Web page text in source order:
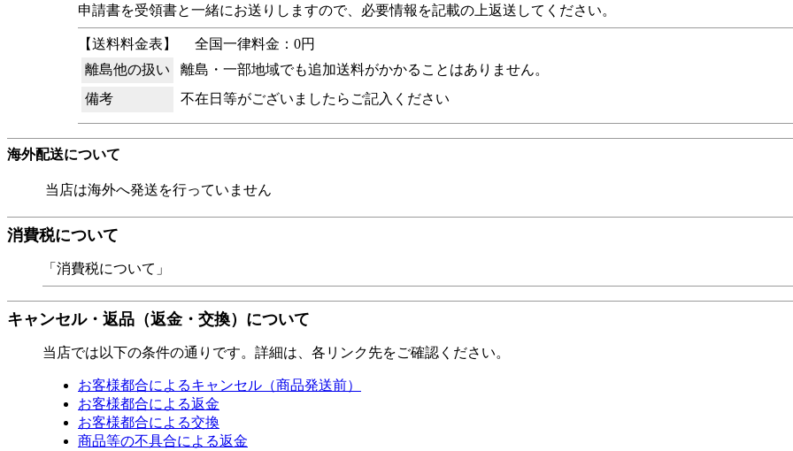
申請書を受領書と一緒にお送りしますので、必要情報を記載の上返送してください。
【送料料金表】
全国一律料金：0円
離島他の扱い
離島・一部地域でも追加送料がかかることはありません。
備考
不在日等がございましたらご記入ください
海外配送について
当店は海外へ発送を行っていません
消費税について
「消費税について」
キャンセル・返品（返金・交換）について
当店では以下の条件の通りです。詳細は、各リンク先をご確認ください。
お客様都合によるキャンセル（商品発送前）
お客様都合による返金
お客様都合による交換
商品等の不具合による返金